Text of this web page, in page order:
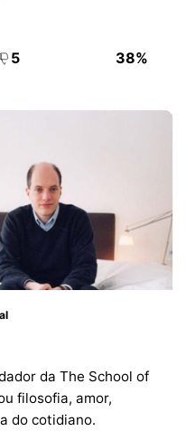
5 38%
da The School of
filosofia, amor,
do cotidiano.